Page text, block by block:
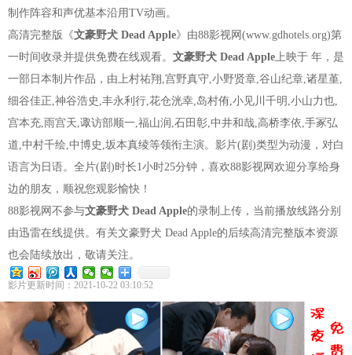
制作阵容和声优基本沿用TV动画。
高清完整版《文豪野犬 Dead Apple》由88影视网(www.gdhotels.org)第
一时间收录并提供免费在线观看。 文豪野犬 Dead Apple上映于 年，是
一部日本制片作品，由上村祐翔,宫野真守,小野贤章,谷山纪章,诸星堇,
细谷佳正,神谷浩史,丰永利行,花仓洸幸,岛村侑,小见川千明,小山力也,
宫本充,雨宫天,诹访部顺一,福山润,石田彰,中井和哉,高桥李依,手冢弘
道,中村千绘,中博史,坂本真绫等领衔主演。影片(剧)类型为动漫，对白
语言为日语。全片(剧)时长1小时25分钟，喜欢88影视网欢迎分享给身
边的朋友，顺祝您观影愉快！
88影视网不参与文豪野犬 Dead Apple的录制上传，当前播放线路分别
由迅雷在线提供。有关文豪野犬 Dead Apple的后续高清完整版本资源
也会陆续放出，敬请关注。
影片更新时间：2021-10-22 03:10:52